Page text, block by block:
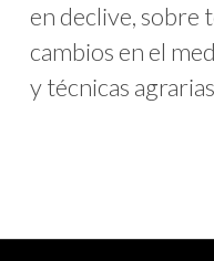
en declive, sobre
cambios en el
y técnicas